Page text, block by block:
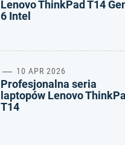
Lenovo ThinkPad T14
6 Intel
10 APR 2026
Profesjonalna seria
laptopów Lenovo
T14